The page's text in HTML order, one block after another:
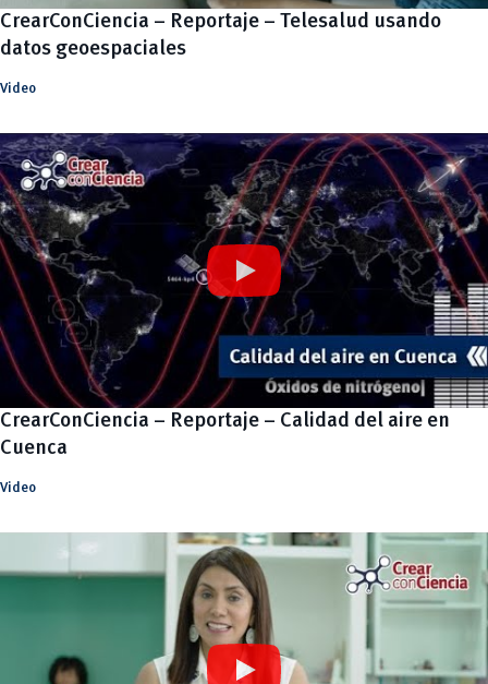
CrearConCiencia – Reportaje – Telesalud usando
datos geoespaciales
Video
CrearConCiencia – Reportaje – Calidad del aire en
Cuenca
Video